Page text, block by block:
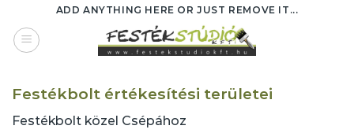
content
ADD ANYTHING HERE OR JUST REMOVE IT...
Festékbolt értékesítési területei
Festékbolt közel Csépához